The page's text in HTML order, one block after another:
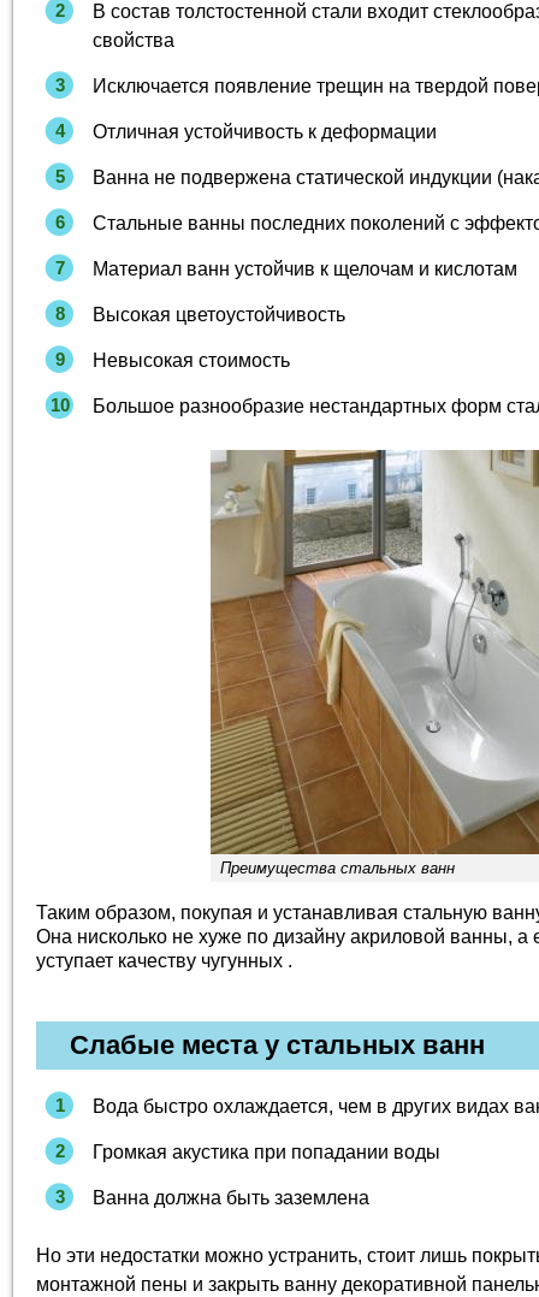
В состав толстостенной стали входит
свойства
Исключается появление трещин на твердой
Отличная устойчивость к деформации
Ванна не подвержена статической индукции
Стальные ванны последних поколений с
Материал ванн устойчив к щелочам и кислотам
Высокая цветоустойчивость
Невысокая стоимость
Большое разнообразие нестандартных форм
Преимущества стальных ванн
Таким образом, покупая и устанавливая стальную
Она нисколько не хуже по дизайну акриловой ванны, а
уступает качеству чугунных .
Слабые места у стальных ванн
Вода быстро охлаждается, чем в других видах
Громкая акустика при попадании воды
Ванна должна быть заземлена
Но эти недостатки можно устранить, стоит лишь
монтажной пены и закрыть ванну декоративной